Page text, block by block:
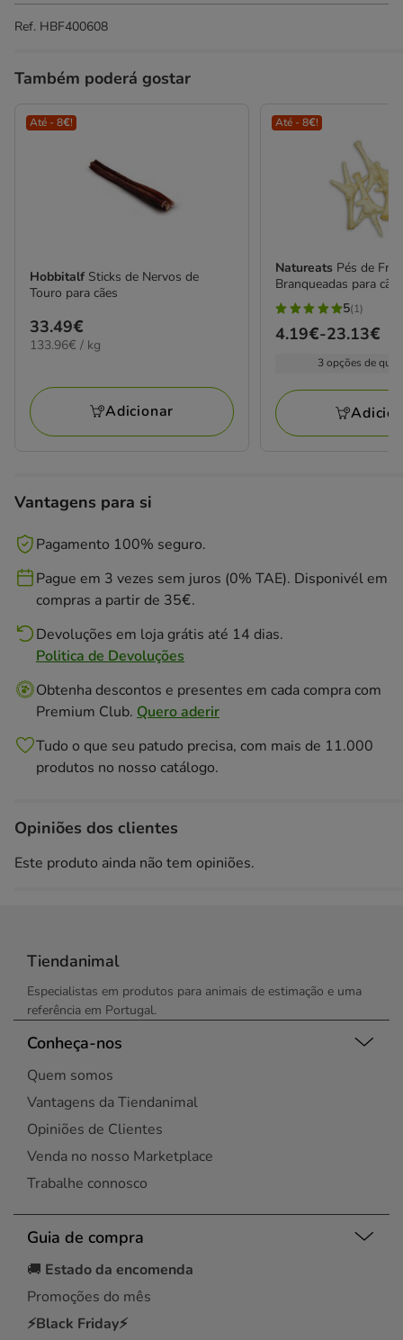
Ref. HBF400608
Também poderá gostar
Até - 8€!
Hobbitalf Sticks de Nervos de
Touro para cães
Preço
33.49€
33.49€
133.96€
133.96€ / kg
Adicionar
Até - 8€!
Natureats Pés de
Branqueadas para
5
estrelas
avaliações
5(1)
Preço
a
23.13€
4.19€-23.13€
3 opções de
Vantagens para si
Pagamento 100% seguro.
Pague em 3 vezes sem juros (0% TAE). Disponivél em
compras a partir de 35€.
Devoluções em loja grátis até 14 dias.
Politica de Devoluções
Obtenha descontos e presentes em cada compra com
Premium Club. Quero aderir
Tudo o que seu patudo precisa, com mais de 11.000
produtos no nosso catálogo.
Opiniões dos clientes
Este produto ainda não tem opiniões.
Tiendanimal
Especialistas em produtos para animais de estimação e uma
referência em Portugal.
Conheça-nos
Quem somos
Vantagens da Tiendanimal
Opiniões de Clientes
Venda no nosso Marketplace
Trabalhe connosco
Guia de compra
🚚 Estado da encomenda
Promoções do mês
⚡Black Friday⚡